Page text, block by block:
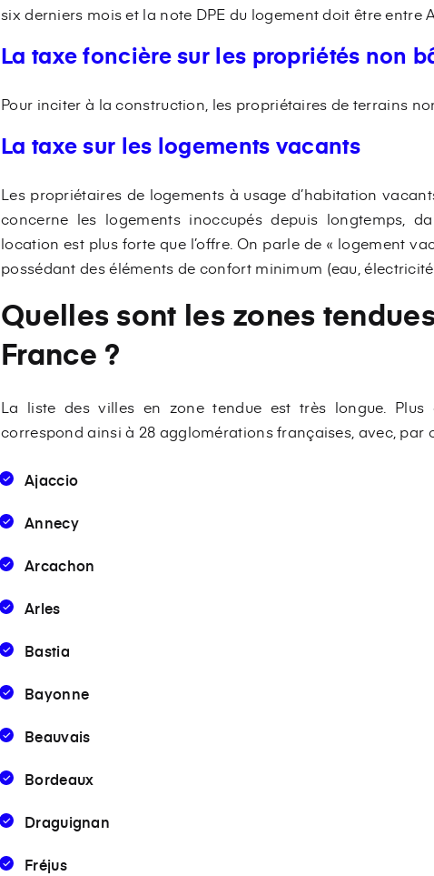
six derniers mois et la note DPE du logement doit être entre
La taxe foncière sur les propriétés non
Pour inciter à la construction, les propriétaires de terrains
La taxe sur les logements vacants
Les propriétaires de logements à usage d’habitation
concerne les logements inoccupés depuis longtemps,
location est plus forte que l’offre. On parle de « logement
possédant des éléments de confort minimum (eau,
Quelles sont les zones
France ?
La liste des villes en zone tendue est très longue. Plus
correspond ainsi à 28 agglomérations françaises, avec, par
Ajaccio
Annecy
Arcachon
Arles
Bastia
Bayonne
Beauvais
Bordeaux
Draguignan
Fréjus